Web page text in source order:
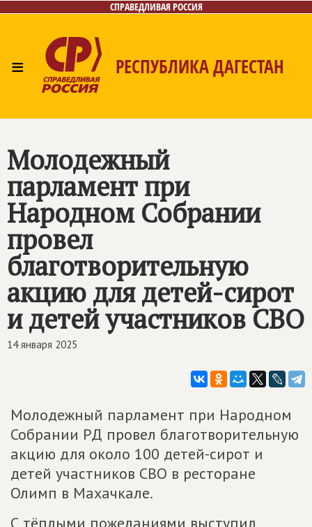
СПРАВЕДЛИВАЯ РОССИЯ
≡ РЕСПУБЛИКА ДАГЕСТАН
Контакты
Молодежный
парламент при
Народном Собрании
провел
благотворительную
акцию для детей-сирот
и детей участников СВО
14 января 2025
Молодежный парламент при Народном
Собрании РД провел благотворительную
акцию для около 100 детей-сирот и
детей участников СВО в ресторане
Олимп в Махачкале.
С тёплыми пожеланиями выступил